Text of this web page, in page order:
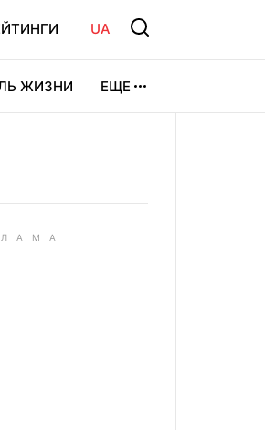
UA
ЖИЗНИ ЕЩЕ